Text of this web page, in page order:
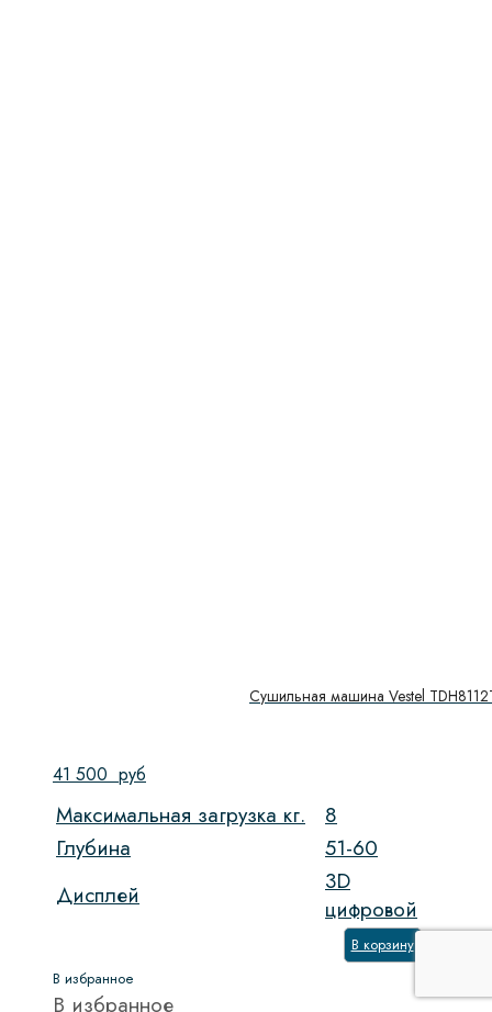
Сушильная машина Vestel
41 500 руб
Максимальная загрузка кг.
8
Глубина
51-60
Дисплей
3D
цифровой
В корзину
В избранное
В избранное